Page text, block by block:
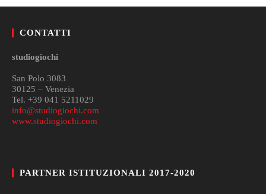
CONTATTI
studiogiochi
San Polo 3083
30125 – Venezia
Tel. +39 041 5211029
info@studiogiochi.com
www.studiogiochi.com
PARTNER ISTITUZIONALI 2017-2020